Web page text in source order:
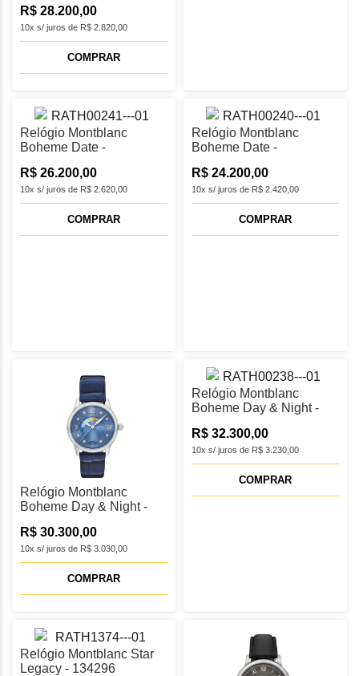
10x s/ juros de R$ 2.820,00
R$ 28.200,00
COMPRAR
Relógio Montblanc
Boheme Date -
10x s/ juros de R$ 2.620,00
R$ 26.200,00
COMPRAR
Relógio Montblanc
Boheme Date -
10x s/ juros de R$ 2.420,00
R$ 24.200,00
COMPRAR
Relógio Montblanc
Boheme Day & Night -
10x s/ juros de R$ 3.030,00
R$ 30.300,00
COMPRAR
Relógio Montblanc
Boheme Day & Night -
10x s/ juros de R$ 3.230,00
R$ 32.300,00
COMPRAR
Relógio Montblanc Star
Legacy - 134296